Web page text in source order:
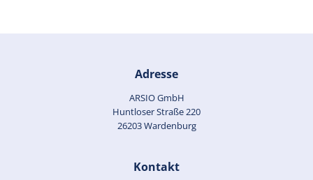
Adresse
ARSIO GmbH
Huntloser Straße 220
26203 Wardenburg
Kontakt